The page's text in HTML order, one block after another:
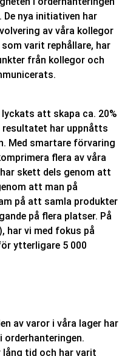
nya initiativen har
av våra kollegor
varit rephållare, har
från kollegor och
att skapa ca. 20%
resultatet har uppnåtts
Med smartare förvaring
flera av våra
skett dels genom att
att man på
på att samla produkter
på flera platser. På
har vi med fokus på
ytterligare 5 000
av varor i våra lager har
tid och har varit